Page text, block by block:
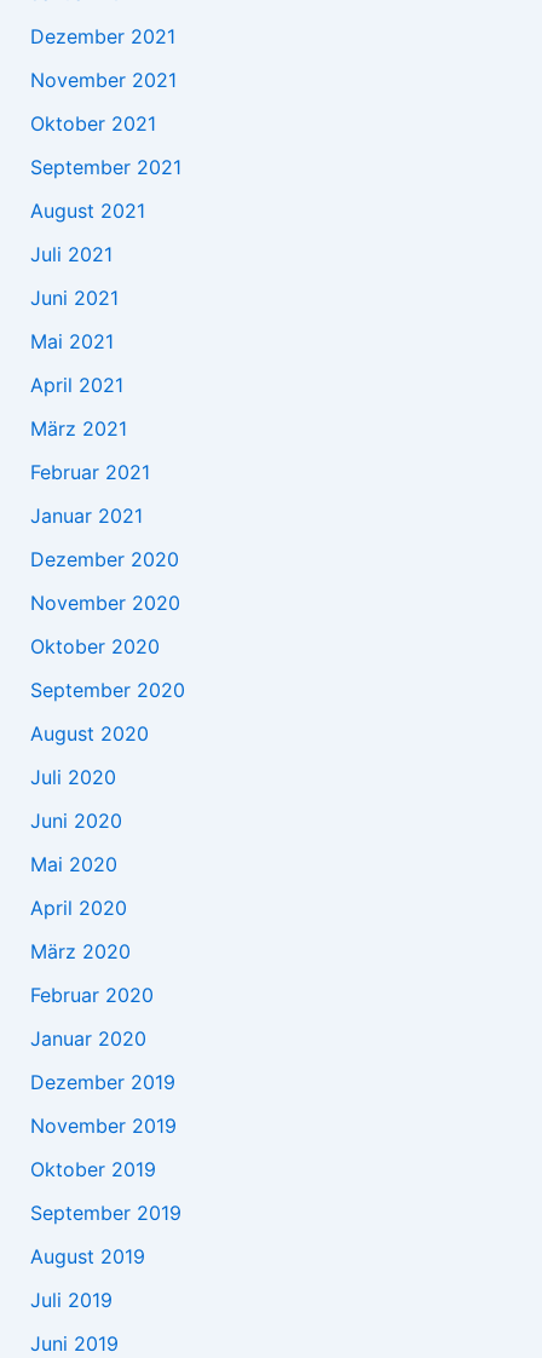
Dezember 2021
November 2021
Oktober 2021
September 2021
August 2021
Juli 2021
Juni 2021
Mai 2021
April 2021
März 2021
Februar 2021
Januar 2021
Dezember 2020
November 2020
Oktober 2020
September 2020
August 2020
Juli 2020
Juni 2020
Mai 2020
April 2020
März 2020
Februar 2020
Januar 2020
Dezember 2019
November 2019
Oktober 2019
September 2019
August 2019
Juli 2019
Juni 2019